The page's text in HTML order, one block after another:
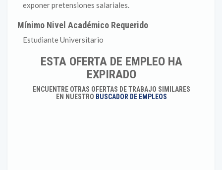
exponer pretensiones salariales.
Mínimo Nivel Académico Requerido
Estudiante Universitario
ESTA OFERTA DE EMPLEO HA
EXPIRADO
ENCUENTRE OTRAS OFERTAS DE TRABAJO SIMILARES
EN NUESTRO BUSCADOR DE EMPLEOS